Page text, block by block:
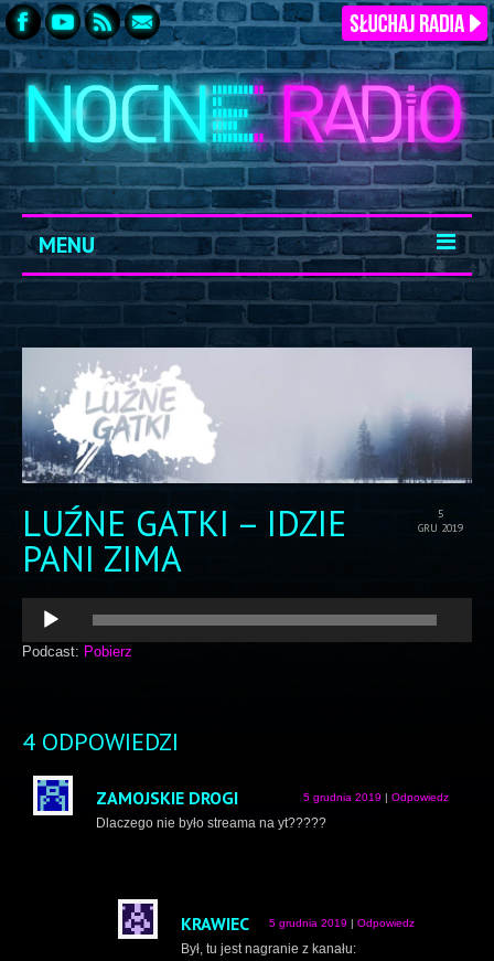
MENU
START
ARCHIWUM
KONTAKT
LOGOWANIE
5
GRU 2019
LUŹNE GATKI – IDZIE
PANI ZIMA
Odtwarzacz
plików
dźwiękowych
Podcast: Pobierz
4 ODPOWIEDZI
ZAMOJSKIE DROGI 5 grudnia 2019 Odpowiedz
Dlaczego nie było streama na yt?????
KRAWIEC 5 grudnia 2019 Odpowiedz
Był, tu jest nagranie z kanału: